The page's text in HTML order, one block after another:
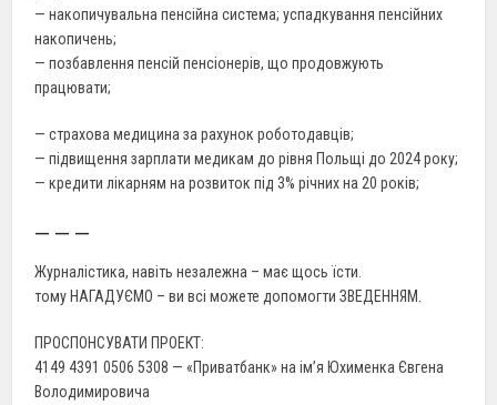
— накопичувальна пенсійна система; успадкування пенсійних
накопичень;
— позбавлення пенсій пенсіонерів, що продовжують
працювати;
— страхова медицина за рахунок роботодавців;
— підвищення зарплати медикам до рівня Польщі до 2024 року;
— кредити лікарням на розвиток під 3% річних на 20 років;
— — —
Журналістика, навіть незалежна – має щось їсти.
тому НАГАДУЄМО – ви всі можете допомогти ЗВЕДЕННЯМ.
ПРОСПОНСУВАТИ ПРОЕКТ:
4149 4391 0506 5308 — «Приватбанк» на ім’я Юхименка Євгена
Володимировича